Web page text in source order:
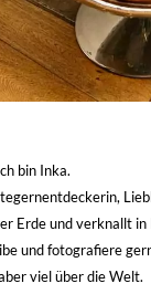
bin Inka.
Erde und verknallt
und fotografiere
viel über die Welt.